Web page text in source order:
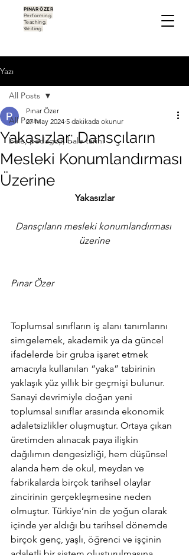
PINAR ÖZER
Performing.
Teaching.
Writing.
Yazı
All Posts
bale, pedagoji, bale tarihi
All Posts
Yakasızlar: Dansçıların
Mesleki Konumlandırması
Üzerine
Pınar Özer
27 May 2024 5 dakikada okunur
Yakasızlar
Dansçıların mesleki konumlandırması
üzerine
Pınar Özer
Toplumsal sınıfların iş alanı tanımlarını
simgelemek, akademik ya da güncel
ifadelerde bir gruba işaret etmek
amacıyla kullanılan “yaka” tabirinin
yaklaşık yüz yıllık bir geçmişi bulunur.
Sanayi devrimiyle doğan yeni
toplumsal sınıflar arasında ekonomik
adaletsizlikler oluşmuştur. Ortaya çıkan
üretimden alınacak paya ilişkin
dağılımın dengesizliği, hem düşünsel
alanda hem de okul, meydan ve
fabrikalarda birçok tarihsel olaylar
zincirinin gerçekleşmesine neden
olmuştur. Türkiye’nin de yoğun olarak
içinde yer aldığı bu tarihsel dönemde
birçok genç, yaşlı, öğrenci ve işçinin